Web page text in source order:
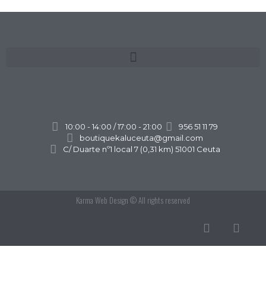
10:00 - 14:00 / 17:00 - 21:00
956 51 11 79
boutiquekaluceuta@gmail.com
C/ Duarte nº1 local 7 (0,31 km) 51001 Ceuta
Karma Web Design © All rights reserved